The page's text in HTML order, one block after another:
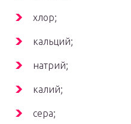
хлор;
кальций;
натрий;
калий;
сера;